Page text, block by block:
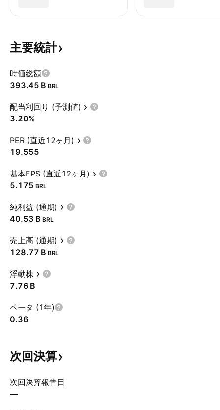
主要統計
時価総額
‪393.45 B‬ BRL
配当利回り (予測値)
3.20%
PER (直近12ヶ月)
19.555
基本EPS (直近12ヶ月)
5.175 BRL
純利益 (通期)
‪40.53 B‬ BRL
売上高 (通期)
‪128.77 B‬ BRL
浮動株
‪7.76 B‬
ベータ (1年)
0.36
次回決算
次回決算報告日
—